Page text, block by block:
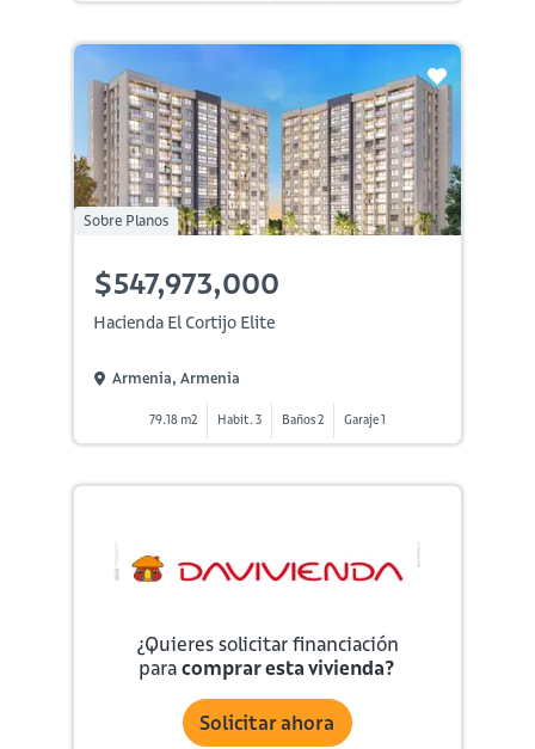
Sobre Planos
$547,973,000
Hacienda El Cortijo Elite
Armenia, Armenia
79.18 m2 Habit. 3 Baños 2 Garaje 1
¿Quieres solicitar financiación
paracomprar esta vivienda?
Solicitar ahora